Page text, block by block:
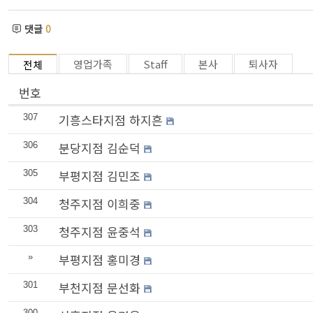
댓글 0
전체 영업가족 Staff 본사 퇴사자
번호
307 기흥스타지점 하지흔
306 분당지점 김순덕
305 부평지점 김민조
304 청주지점 이희중
303 청주지점 윤중석
» 부평지점 홍미경
301 부천지점 문선화